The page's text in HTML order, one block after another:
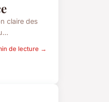
claire des
de lecture →